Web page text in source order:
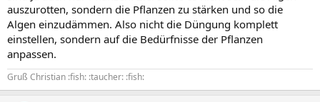
auszurotten, sondern die Pflanzen zu stärken und so die
Algen einzudämmen. Also nicht die Düngung komplett
einstellen, sondern auf die Bedürfnisse der Pflanzen
anpassen.
Gruß Christian :fish: :taucher: :fish: